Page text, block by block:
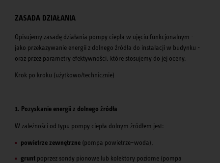
ZASADA DZIAŁANIA
Opisujemy zasadę działania pompy ciepła w ujęciu funkcjonalnym -
jako przekazywanie energii z dolnego źródła do instalacji w budynku -
oraz przez parametry efektywności, które stosujemy do jej oceny.
Krok po kroku (użytkowo/technicznie)
1. Pozyskanie energii z dolnego źródła
W zależności od typu pompy ciepła dolnym źródłem jest:
powietrze zewnętrzne (pompa powietrze–woda),
grunt poprzez sondy pionowe lub kolektory poziome (pompa